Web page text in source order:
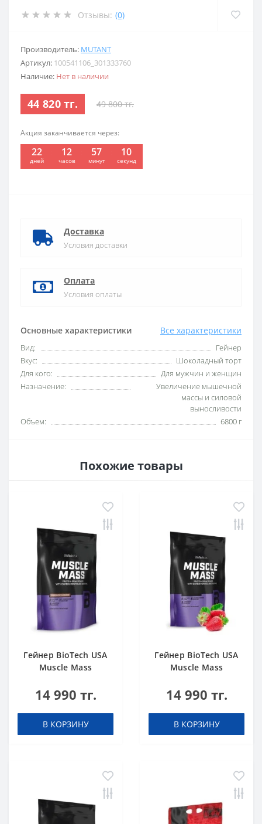
Отзывы: (0)
Производитель: MUTANT
Артикул: 100541106_301333760
Наличие: Нет в наличии
44 820 тг. 49 800 тг.
Акция заканчивается через:
22
дней
12
часов
57
минут
09
секунд
Основные характеристики Все характеристики
Вид:
Гейнер
Вкус:
Шоколадный торт
Для кого:
Для мужчин и женщин
Назначение:
Увеличение мышечной
массы и силовой
выносливости
Объем:
6800 г
Доставка
Условия доставки
Оплата
Условия оплаты
Похожие товары
Гейнер BioTech USA
Muscle Mass
14 990 тг.
В КОРЗИНУ
Гейнер BioTech USA
Muscle Mass
14 990 тг.
В КОРЗИНУ